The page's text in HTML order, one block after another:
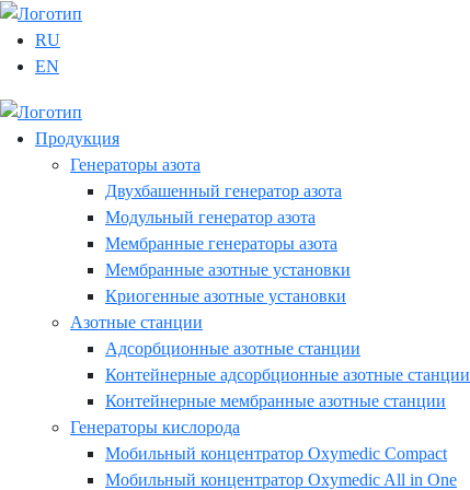
RU
EN
Продукция
Генераторы азота
Двухбашенный генератор азота
Модульный генератор азота
Мембранные генераторы азота
Мембранные азотные установки
Криогенные азотные установки
Азотные станции
Адсорбционные азотные станции
Контейнерные адсорбционные азотные станции
Контейнерные мембранные азотные станции
Генераторы кислорода
Мобильный концентратор Oxymedic Сompact
Мобильный концентратор Oxymedic All in One